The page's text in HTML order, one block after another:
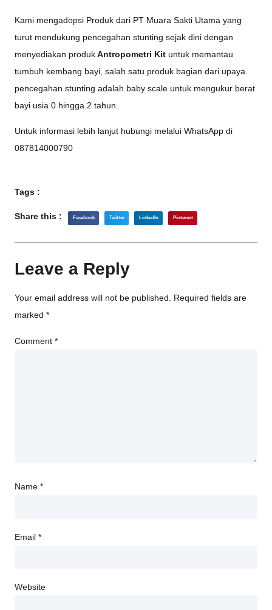
Kami mengadopsi Produk dari PT Muara Sakti Utama yang
turut mendukung pencegahan stunting sejak dini dengan
menyediakan produkAntropometri Kit untuk memantau
tumbuh kembang bayi, salah satu produk bagian dari upaya
pencegahan stunting adalah baby scale untuk mengukur berat
bayi usia 0 hingga 2 tahun.
Untuk informasi lebih lanjut hubungi melalui WhatsApp di
087814000790
Tags :
Share this : Facebook Twitter LinkedIn Pinterest
Leave a Reply
Your email address will not be published.
Required fields are
marked *
Comment *
Name *
Email *
Website